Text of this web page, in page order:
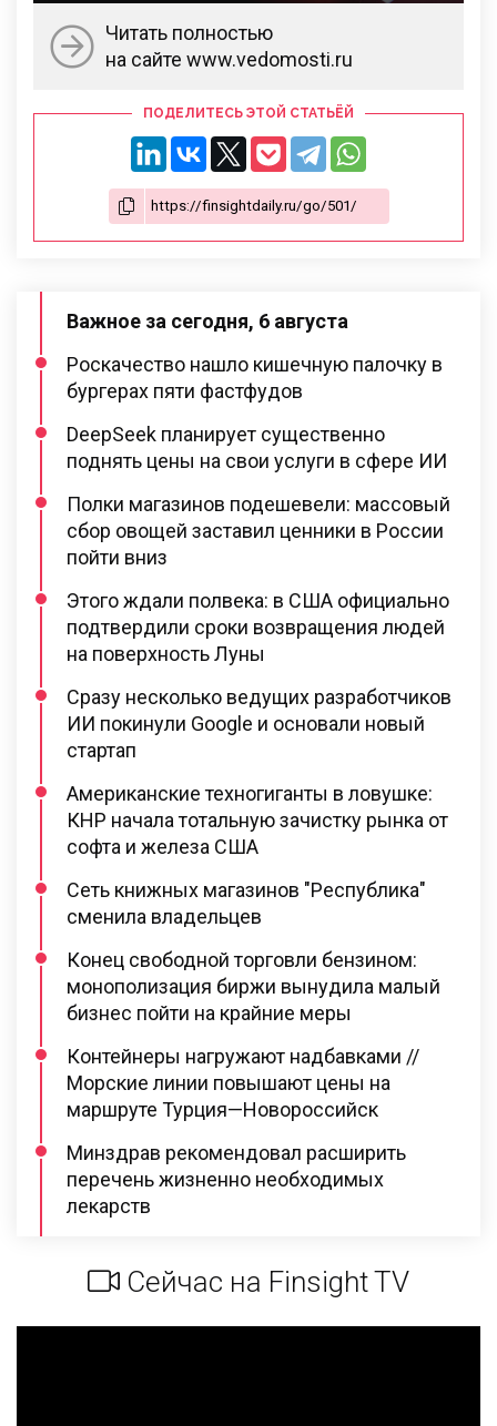
Читать полностью
на сайте www.vedomosti.ru
ПОДЕЛИТЕСЬ ЭТОЙ СТАТЬЁЙ
Важное за сегодня, 6 августа
Роскачество нашло кишечную палочку в
бургерах пяти фастфудов
DeepSeek планирует существенно
поднять цены на свои услуги в сфере ИИ
Полки магазинов подешевели: массовый
сбор овощей заставил ценники в России
пойти вниз
Этого ждали полвека: в США официально
подтвердили сроки возвращения людей
на поверхность Луны
Сразу несколько ведущих разработчиков
ИИ покинули Google и основали новый
стартап
Американские техногиганты в ловушке:
КНР начала тотальную зачистку рынка от
софта и железа США
Сеть книжных магазинов "Республика"
сменила владельцев
Конец свободной торговли бензином:
монополизация биржи вынудила малый
бизнес пойти на крайние меры
Контейнеры нагружают надбавками //
Морские линии повышают цены на
маршруте Турция—Новороссийск
Минздрав рекомендовал расширить
перечень жизненно необходимых
лекарств
Сейчас на Finsight TV